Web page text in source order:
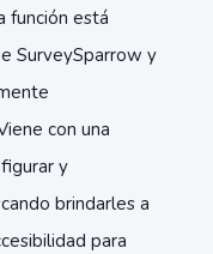
función está
SurveySparrow y
con una
y
brindarles a
para